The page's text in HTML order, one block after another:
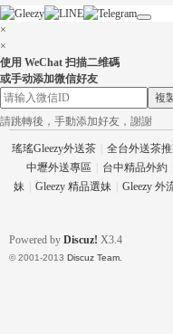
×
×
使用 WeChat 扫描二维碼
或手动添加微信好友
複
請跳轉後，手動添加好友，謝謝
瑤瑤Gleezy外送茶 全台外送茶
中壢外送專區
台中精品外約
妹
Gleezy 精品選妹 Gleezy 外
Powered by Discuz! X3.4
© 2001-2013 Discuz Team.